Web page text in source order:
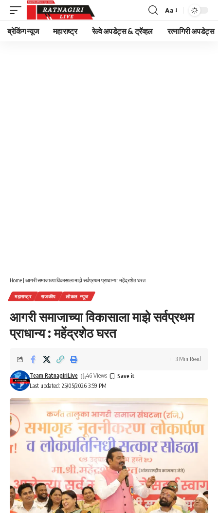
Font
Resizer
Aa
ब्रेकिंग न्यूज महाराष्ट्र रेल्वे अपडेट्स & ट्रॅव्हल रत्नागिरी अपडेट्स
Home | आगरी समाजाच्या विकासाला माझे सर्वप्रथम प्राधान्य : महेंद्रशेठ घरत
महाराष्ट्र राजकीय लोकल न्यूज
आगरी समाजाच्या विकासाला माझे सर्वप्रथम
प्राधान्य : महेंद्रशेठ घरत
Last updated: 25/05/2026 3:59 PM
Team RatnagiriLive 46 Views
3 Min Read